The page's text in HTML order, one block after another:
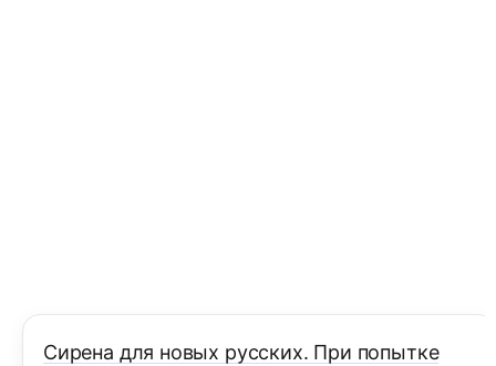
Сирена для новых русских. При попытке